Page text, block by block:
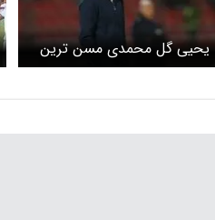
یحیی گل محمدی مسن ترین
گلزن ایران در جام جهانی